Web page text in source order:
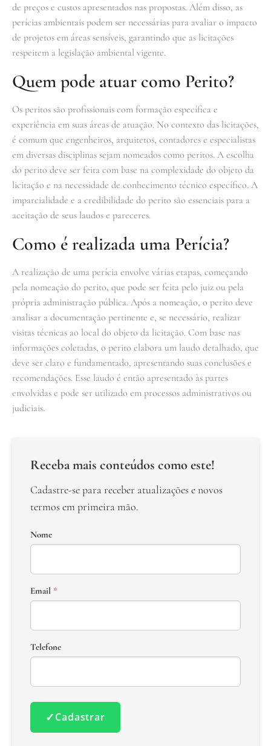
de preços e custos apresentados nas propostas. Além disso, as
perícias ambientais podem ser necessárias para avaliar o impacto
de projetos em áreas sensíveis, garantindo que as licitações
respeitem a legislação ambiental vigente.
Quem pode atuar como Perito?
Os peritos são profissionais com formação específica e
experiência em suas áreas de atuação. No contexto das licitações,
é comum que engenheiros, arquitetos, contadores e especialistas
em diversas disciplinas sejam nomeados como peritos. A escolha
do perito deve ser feita com base na complexidade do objeto da
licitação e na necessidade de conhecimento técnico específico. A
imparcialidade e a credibilidade do perito são essenciais para a
aceitação de seus laudos e pareceres.
Como é realizada uma Perícia?
A realização de uma perícia envolve várias etapas, começando
pela nomeação do perito, que pode ser feita pelo juiz ou pela
própria administração pública. Após a nomeação, o perito deve
analisar a documentação pertinente e, se necessário, realizar
visitas técnicas ao local do objeto da licitação. Com base nas
informações coletadas, o perito elabora um laudo detalhado, que
deve ser claro e fundamentado, apresentando suas conclusões e
recomendações. Esse laudo é então apresentado às partes
envolvidas e pode ser utilizado em processos administrativos ou
judiciais.
Receba mais conteúdos como este!
Cadastre-se para receber atualizações e novos
termos em primeira mão.
Nome
Email *
Telefone
✓Cadastrar